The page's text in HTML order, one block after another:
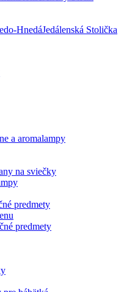
Jedálenská Stolička
a aromalampy
na sviečky
predmety
predmety